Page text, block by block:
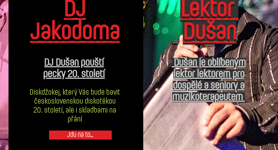
DJ
Jakodoma
DJ Dušan pouští
pecky 20. století
Diskdžokej, který Vás bude bavit
československou diskotékou
20. století, ale i skladbami na
přání
Jdu na to...
Lektor
Dušan
Dušan je oblíbeným
lektor lektorem pro
dospělé a seniory a
muzikoterapeutem